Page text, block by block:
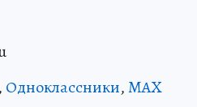
, Одноклассники,MAX